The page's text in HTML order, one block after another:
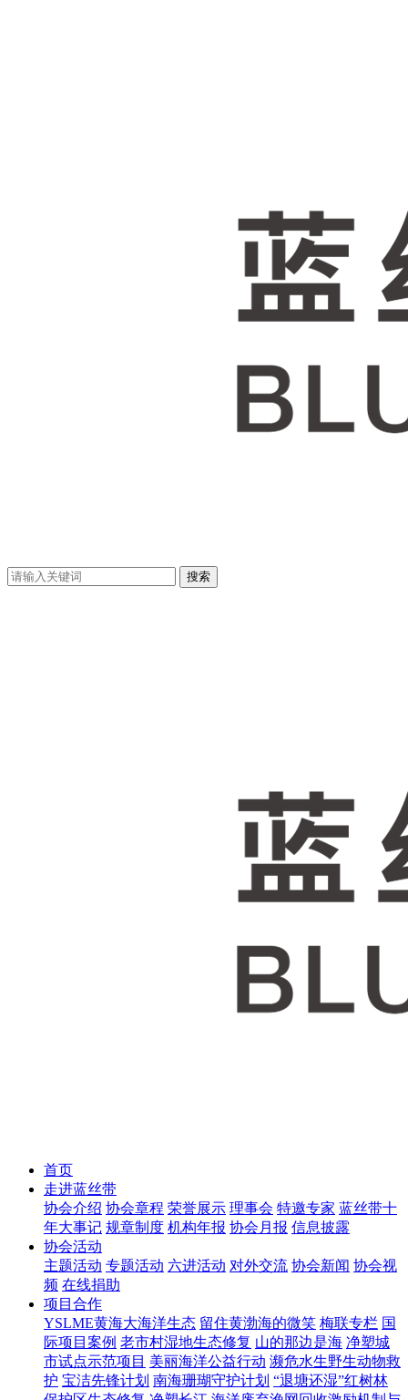
首页
走进蓝丝带
协会介绍 协会章程 荣誉展示 理事会 特邀专家 蓝丝带十
年大事记 规章制度 机构年报 协会月报 信息披露
协会活动
主题活动 专题活动 六进活动 对外交流 协会新闻 协会视
频 在线捐助
项目合作
YSLME黄海大海洋生态 留住黄渤海的微笑 梅联专栏 国
际项目案例 老市村湿地生态修复 山的那边是海 净塑城
市试点示范项目 美丽海洋公益行动 濒危水生野生动物救
护 宝洁先锋计划 南海珊瑚守护计划 “退塘还湿”红树林